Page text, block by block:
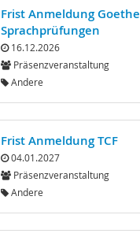
Frist Anmeldung Goethe
Sprachprüfungen
16.12.2026
Präsenzveranstaltung
Andere
Frist Anmeldung TCF
04.01.2027
Präsenzveranstaltung
Andere